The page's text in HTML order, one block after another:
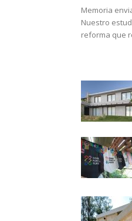
Memoria
Nuestro
reforma que